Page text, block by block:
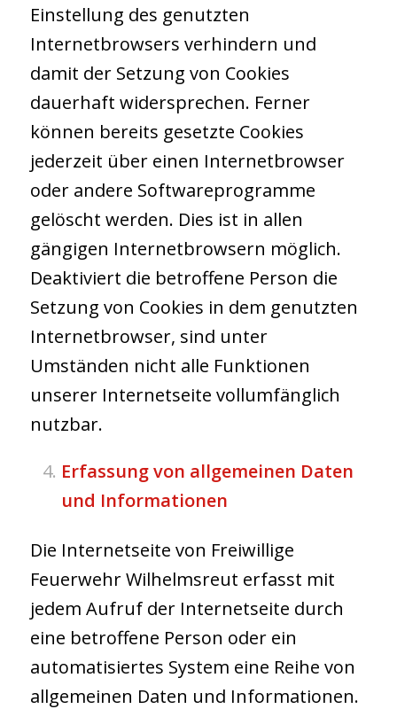
Einstellung des genutzten
Internetbrowsers verhindern und
damit der Setzung von Cookies
dauerhaft widersprechen. Ferner
können bereits gesetzte Cookies
jederzeit über einen Internetbrowser
oder andere Softwareprogramme
gelöscht werden. Dies ist in allen
gängigen Internetbrowsern möglich.
Deaktiviert die betroffene Person die
Setzung von Cookies in dem genutzten
Internetbrowser, sind unter
Umständen nicht alle Funktionen
unserer Internetseite vollumfänglich
nutzbar.
Erfassung von allgemeinen Daten
und Informationen
Die Internetseite von Freiwillige
Feuerwehr Wilhelmsreut erfasst mit
jedem Aufruf der Internetseite durch
eine betroffene Person oder ein
automatisiertes System eine Reihe von
allgemeinen Daten und Informationen.